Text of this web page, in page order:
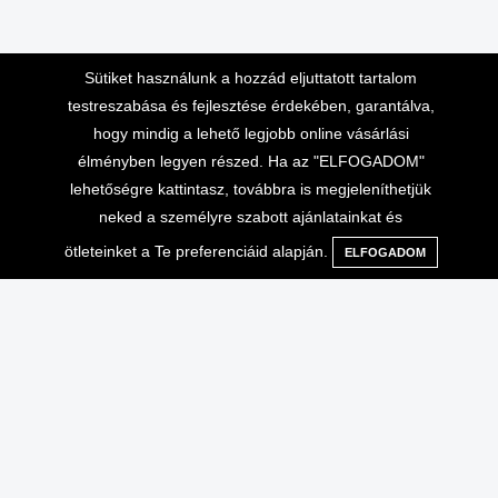
Menü Kategóriák Keresés
Lépj velünk kapcsolatba
Telefonos ügyfélszolgálat 10-
Vásárlási információk
Adatvédelem
Általános Szerződési
Sütiket használunk a hozzád eljuttatott tartalom
testreszabása és fejlesztése érdekében, garantálva,
hogy mindig a lehető legjobb online vásárlási
élményben legyen részed. Ha az "ELFOGADOM"
lehetőségre kattintasz, továbbra is megjeleníthetjük
neked a személyre szabott ajánlatainkat és
ötleteinket a Te preferenciáid alapján.
ELFOGADOM